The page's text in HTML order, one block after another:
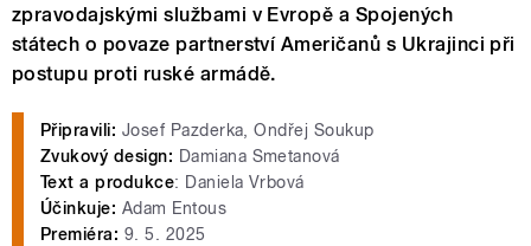
zpravodajskými službami v Evropě a Spojených
státech o povaze partnerství Američanů s Ukrajinci při
postupu proti ruské armádě.
Připravili: Josef Pazderka, Ondřej Soukup
Zvukový design: Damiana Smetanová
Text a produkce: Daniela Vrbová
Účinkuje: Adam Entous
Premiéra: 9. 5. 2025